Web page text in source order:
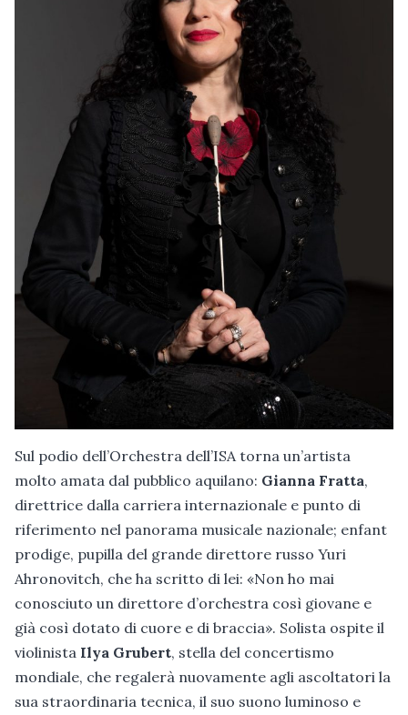
Sul podio dell’Orchestra dell’ISA torna un’artista
molto amata dal pubblico aquilano: Gianna Fratta,
direttrice dalla carriera internazionale e punto di
riferimento nel panorama musicale nazionale; enfant
prodige, pupilla del grande direttore russo Yuri
Ahronovitch, che ha scritto di lei: «Non ho mai
conosciuto un direttore d’orchestra così giovane e
già così dotato di cuore e di braccia». Solista ospite il
violinista Ilya Grubert, stella del concertismo
mondiale, che regalerà nuovamente agli ascoltatori la
sua straordinaria tecnica, il suo suono luminoso e